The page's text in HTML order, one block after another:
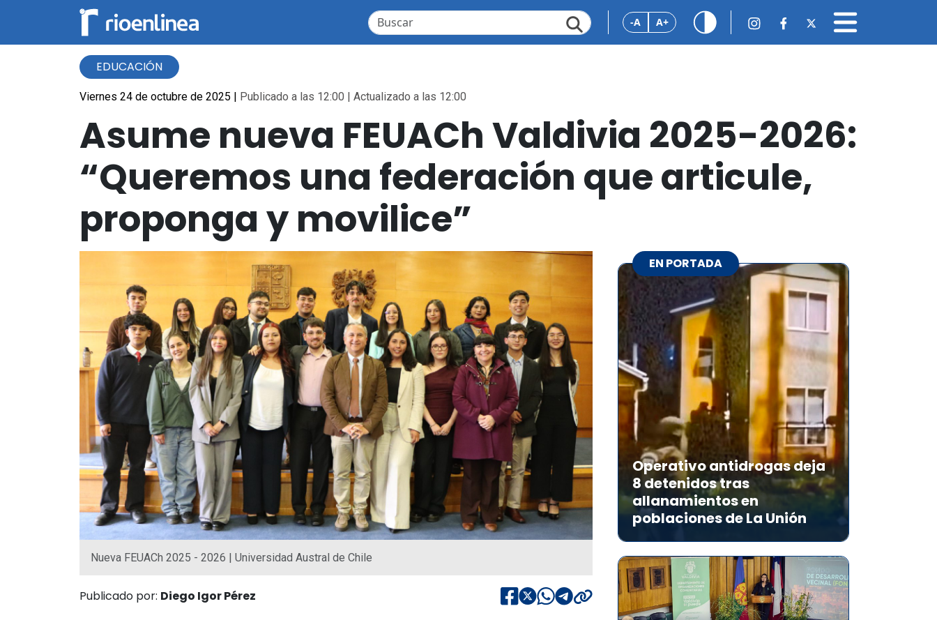
-A A+
EDUCACIÓN
Viernes 24 de octubre de 2025 | Publicado a las 12:00 | Actualizado a las 12:00
Asume nueva FEUACh Valdivia 2025-2026:
“Queremos una federación que articule,
proponga y movilice”
Nueva FEUACh 2025 - 2026 | Universidad Austral de Chile
Publicado por: Diego Igor Pérez
EN PORTADA
Operativo antidrogas deja
8 detenidos tras
allanamientos en
poblaciones de La Unión